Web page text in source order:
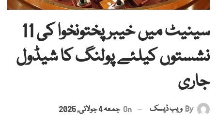
سینیٹ میں خیبرپختونخوا کی 11
نشستوں کیلئے پولنگ کا شیڈول
جاری
By ویب ڈیسک On جمعہ 4 جولائی, 2025